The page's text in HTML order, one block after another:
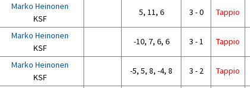
Marko Heinonen
KSF
5, 11, 6 3 - 0 Tappio
Marko Heinonen
KSF
-10, 7, 6, 6 3 - 1 Tappio
Marko Heinonen
KSF
-5, 5, 8, -4, 8 3 - 2 Tappio